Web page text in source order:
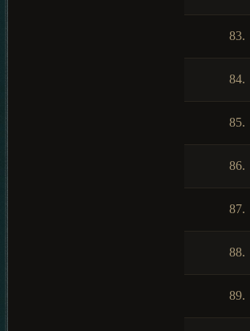
83.
84.
85.
86.
87.
88.
89.